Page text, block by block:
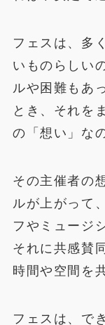
フェスは、多
いものらしい
ルや困難もあ
とき、それを
の「想い」な
その主催者の
ルが上がって
フやミュージ
それに共感賛
時間や空間を
フェスは、で